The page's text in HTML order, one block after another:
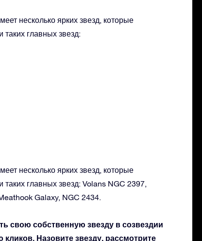
несколько ярких звезд, которые
главных звезд:
несколько ярких звезд, которые
главных звезд: Volans NGC 2397,
Galaxy, NGC 2434.
свою собственную звезду в созвездии
кликов. Назовите звезду, рассмотрите